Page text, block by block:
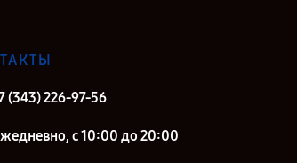
(343) 226-97-56
с 10:00 до 20:00